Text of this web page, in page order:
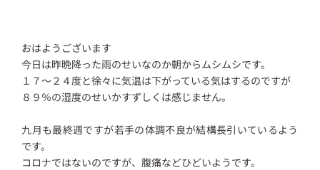
おはようございます
今日は昨晩降った雨のせいなのか朝からムシムシです。
１７～２４度と徐々に気温は下がっている気はするのですが
８９％の湿度のせいかすずしくは感じません。
九月も最終週ですが若手の体調不良が結構長引いているよう
です。
コロナではないのですが、腹痛などひどいようです。